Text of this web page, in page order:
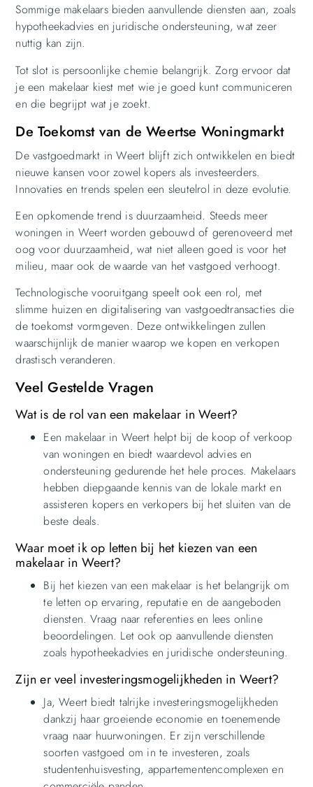
Sommige makelaars bieden aanvullende diensten aan, zoals
hypotheekadvies en juridische ondersteuning, wat zeer
nuttig kan zijn.
Tot slot is persoonlijke chemie belangrijk. Zorg ervoor dat
je een makelaar kiest met wie je goed kunt communiceren
en die begrijpt wat je zoekt.
De Toekomst van de Weertse Woningmarkt
De vastgoedmarkt in Weert blijft zich ontwikkelen en biedt
nieuwe kansen voor zowel kopers als investeerders.
Innovaties en trends spelen een sleutelrol in deze evolutie.
Een opkomende trend is duurzaamheid. Steeds meer
woningen in Weert worden gebouwd of gerenoveerd met
oog voor duurzaamheid, wat niet alleen goed is voor het
milieu, maar ook de waarde van het vastgoed verhoogt.
Technologische vooruitgang speelt ook een rol, met
slimme huizen en digitalisering van vastgoedtransacties die
de toekomst vormgeven. Deze ontwikkelingen zullen
waarschijnlijk de manier waarop we kopen en verkopen
drastisch veranderen.
Veel Gestelde Vragen
Wat is de rol van een makelaar in Weert?
Een makelaar in Weert helpt bij de koop of verkoop
van woningen en biedt waardevol advies en
ondersteuning gedurende het hele proces. Makelaars
hebben diepgaande kennis van de lokale markt en
assisteren kopers en verkopers bij het sluiten van de
beste deals.
Waar moet ik op letten bij het kiezen van een
makelaar in Weert?
Bij het kiezen van een makelaar is het belangrijk om
te letten op ervaring, reputatie en de aangeboden
diensten. Vraag naar referenties en lees online
beoordelingen. Let ook op aanvullende diensten
zoals hypotheekadvies en juridische ondersteuning.
Zijn er veel investeringsmogelijkheden in Weert?
Ja, Weert biedt talrijke investeringsmogelijkheden
dankzij haar groeiende economie en toenemende
vraag naar huurwoningen. Er zijn verschillende
soorten vastgoed om in te investeren, zoals
studentenhuisvesting, appartementencomplexen en